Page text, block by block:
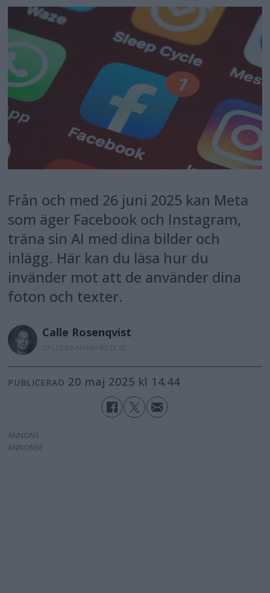
Från och med 26 juni 2025 kan Meta
som äger Facebook och Instagram,
träna sin AI med dina bilder och
inlägg. Här kan du läsa hur du
invänder mot att de använder dina
foton och texter.
Calle Rosenqvist
CALLE@KAMERABILD.SE
PUBLICERAD 20 maj 2025 kl 14.44
ANNONS